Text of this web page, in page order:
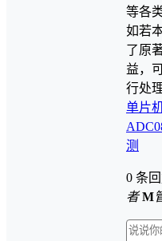
等各
如若
了原
益，
行处理
单片
测
0 条
者 M